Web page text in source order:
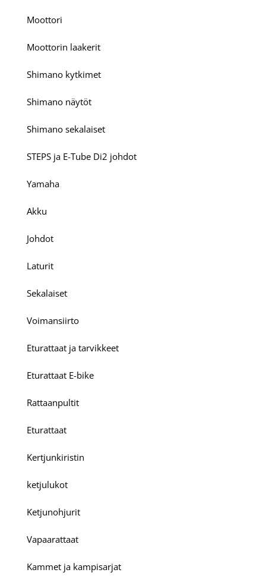
Moottori
Moottorin laakerit
Shimano kytkimet
Shimano näytöt
Shimano sekalaiset
STEPS ja E-Tube Di2 johdot
Yamaha
Akku
Johdot
Laturit
Sekalaiset
Voimansiirto
Eturattaat ja tarvikkeet
Eturattaat E-bike
Rattaanpultit
Eturattaat
Kertjunkiristin
ketjulukot
Ketjunohjurit
Vapaarattaat
Kammet ja kampisarjat